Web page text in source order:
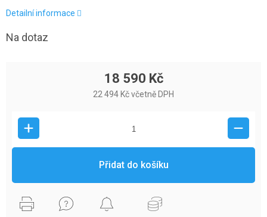
Detailní informace
Na dotaz
18 590 Kč
22 494 Kč včetně DPH
Přidat do košíku